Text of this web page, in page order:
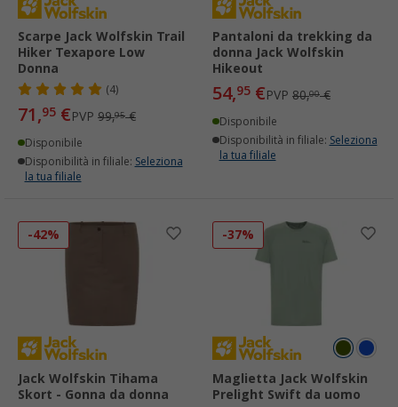
Scarpe Jack Wolfskin Trail
Hiker Texapore Low
Donna
(4)
71,95 €PVP 99,95€
Disponibile
Disponibilità in filiale: Seleziona
la tua filiale
Pantaloni da trekking da
donna Jack Wolfskin
Hikeout
54,95 €PVP 80,00€
Disponibile
Disponibilità in filiale: Seleziona
la tua filiale
-42%
Jack Wolfskin Tihama
Skort - Gonna da donna
-37%
Maglietta Jack Wolfskin
Prelight Swift da uomo